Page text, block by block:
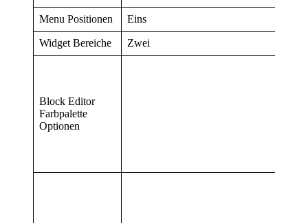
Menu Positionen Eins
Widget Bereiche Zwei
Block Editor
Farbpalette
Optionen